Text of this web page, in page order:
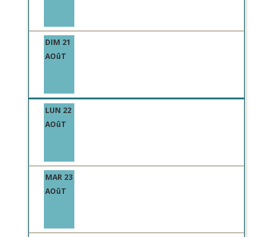
DIM 21
AOûT
LUN 22
AOûT
MAR 23
AOûT